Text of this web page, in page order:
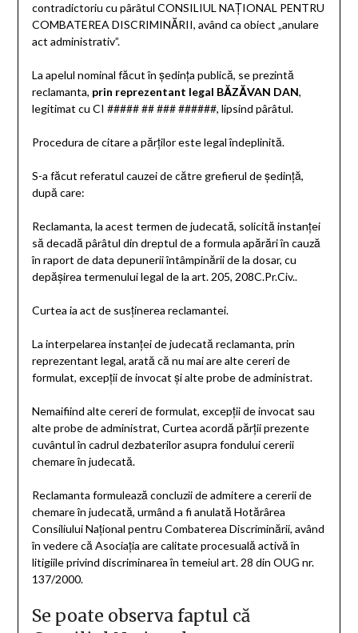
contradictoriu cu pârâtul CONSILIUL NAŢIONAL PENTRU
COMBATEREA DISCRIMINĂRII, având ca obiect „anulare
act administrativ”.
La apelul nominal făcut în şedinţa publică, se prezintă
reclamanta, prin reprezentant legal BĂZĂVAN DAN,
legitimat cu CI ##### ## ### ######, lipsind pârâtul.
Procedura de citare a părţilor este legal îndeplinită.
S-a făcut referatul cauzei de către grefierul de şedinţă,
după care:
Reclamanta, la acest termen de judecată, solicită instanţei
să decadă pârâtul din dreptul de a formula apărări în cauză
în raport de data depunerii întâmpinării de la dosar, cu
depăşirea termenului legal de la art. 205, 208C.Pr.Civ..
Curtea ia act de susţinerea reclamantei.
La interpelarea instanţei de judecată reclamanta, prin
reprezentant legal, arată că nu mai are alte cereri de
formulat, excepţii de invocat şi alte probe de administrat.
Nemaifiind alte cereri de formulat, excepţii de invocat sau
alte probe de administrat, Curtea acordă părţii prezente
cuvântul în cadrul dezbaterilor asupra fondului cererii
chemare în judecată.
Reclamanta formulează concluzii de admitere a cererii de
chemare în judecată, urmând a fi anulată Hotărârea
Consiliului Naţional pentru Combaterea Discriminării, având
în vedere că Asociaţia are calitate procesuală activă în
litigiile privind discriminarea în temeiul art. 28 din OUG nr.
137/2000.
Se poate observa faptul că